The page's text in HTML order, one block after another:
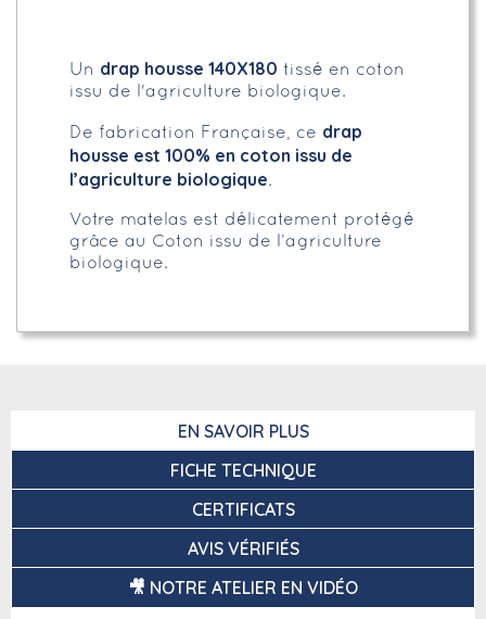
Un drap housse 140X180 tissé en coton
issu de l'agriculture biologique.
De fabrication Française, ce drap
housse est 100% en coton issu de
l’agriculture biologique.
Votre matelas est délicatement protégé
grâce au Coton issu de l’agriculture
biologique.
EN SAVOIR PLUS
FICHE TECHNIQUE
CERTIFICATS
AVIS VÉRIFIÉS
🎥 NOTRE ATELIER EN VIDÉO